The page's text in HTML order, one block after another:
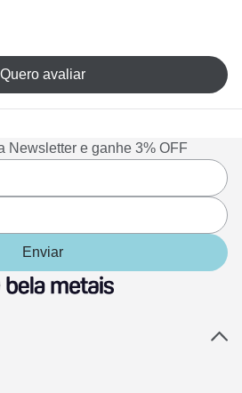
Quero avaliar
Newsletter e ganhe 3% OFF
Enviar